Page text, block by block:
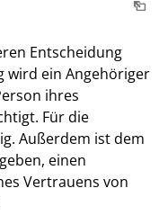
Entscheidung
wird ein Angehöriger
ihres
Für die
Außerdem ist dem
einen
Vertrauens von